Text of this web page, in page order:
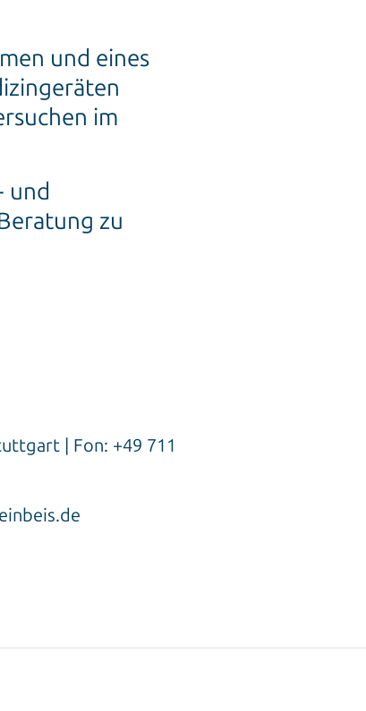
und eines
im
und
zu
| Fon: +49 711